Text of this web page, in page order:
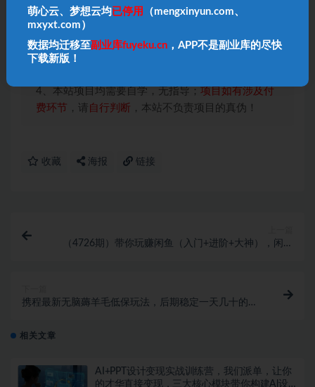
1、本内容转载于网络，版权归原作者所有！
2、本站仅提供信息存储空间服务，不拥有所有权，
不承担相关法律责任！
3、本内容若侵犯到你的版权利益，请联系我们，会
4、本站项目均需要自学，无指导； 项目如有涉及付
费环节 ，请 自行判断 ，本站不负责项目的真伪！
收藏 海报 链接
（4726期）带你玩赚闲鱼（入门+进阶+大神），闲鱼
携程最新无脑薅羊毛低保玩法，后期稳定一天几十的收
相关文章
AI+PPT设计变现实战训练营，我们派单，让你
的才华直接变现，三大核心模块带你构建Al设
萌心云、梦想云均 已停用
（mengxinyun.com、
mxyxt.com）
数据均迁移至副业库fuyeku.cn ，APP不是副业库的尽快
下载新版！